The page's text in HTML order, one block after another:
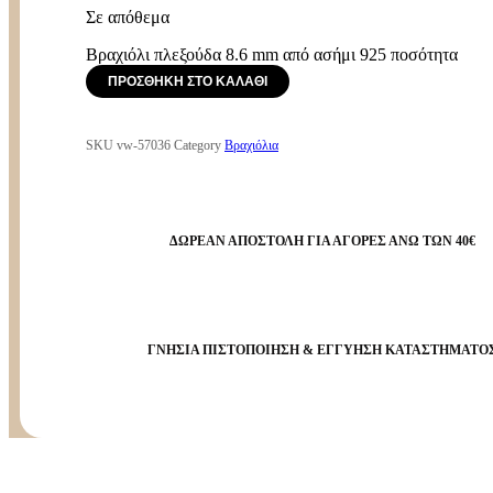
Σε απόθεμα
Βραχιόλι πλεξούδα 8.6 mm από ασήμι 925 ποσότητα
ΠΡΟΣΘΉΚΗ ΣΤΟ ΚΑΛΆΘΙ
SKU vw-57036 Category Βραχιόλια
ΔΩΡΕΑΝ ΑΠΟΣΤΟΛΗ ΓΙΑ ΑΓΟΡΕΣ ΑΝΩ ΤΩΝ 40€
ΓΝΗΣΙΑ ΠΙΣΤΟΠΟΙΗΣΗ & ΕΓΓΥΗΣΗ